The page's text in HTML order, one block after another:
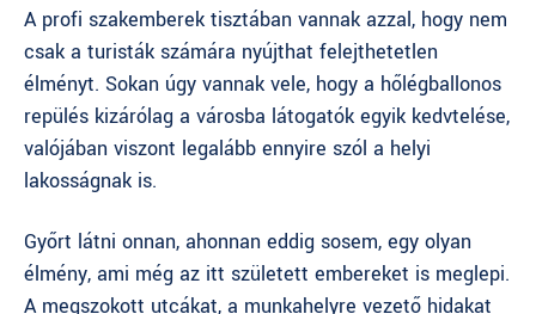
A profi szakemberek tisztában vannak azzal, hogy nem
csak a turisták számára nyújthat felejthetetlen
élményt. Sokan úgy vannak vele, hogy a hőlégballonos
repülés kizárólag a városba látogatók egyik kedvtelése,
valójában viszont legalább ennyire szól a helyi
lakosságnak is.
Győrt látni onnan, ahonnan eddig sosem, egy olyan
élmény, ami még az itt született embereket is meglepi.
A megszokott utcákat, a munkahelyre vezető hidakat